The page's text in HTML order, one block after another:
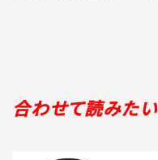
合わせて読みたい